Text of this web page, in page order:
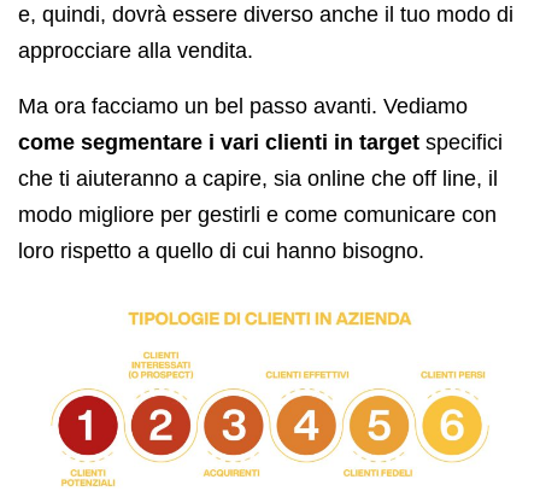
e, quindi, dovrà essere diverso anche il tuo modo di
approcciare alla vendita.
Ma ora facciamo un bel passo avanti. Vediamo
come segmentare i vari clienti in target specifici
che ti aiuteranno a capire, sia online che off line, il
modo migliore per gestirli e come comunicare con
loro rispetto a quello di cui hanno bisogno.